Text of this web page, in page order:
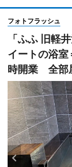
フォトフラッシュ
「ふふ 旧軽
イートの浴
時開業 全部